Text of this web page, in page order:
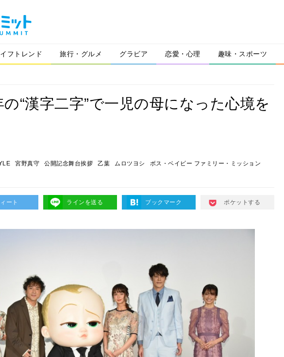
フトレンド 旅行・グルメ グラビア 恋愛・心理 趣味・スポーツ
“漢字二字”で一児の母になった心境を
宮野真守 公開記念舞台挨拶 乙葉 ムロツヨシ
ボス・ベイビー ファミリー・ミッション
ート ラインを送る ブックマーク ポケットする